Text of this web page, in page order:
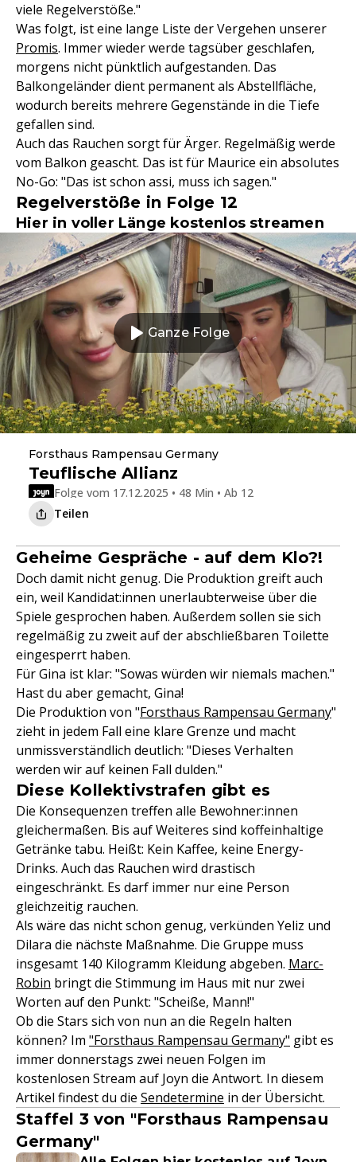
viele Regelverstöße."
Was folgt, ist eine lange Liste der Vergehen unserer
Promis. Immer wieder werde tagsüber geschlafen,
morgens nicht pünktlich aufgestanden. Das
Balkongeländer dient permanent als Abstellfläche,
wodurch bereits mehrere Gegenstände in die Tiefe
gefallen sind.
Auch das Rauchen sorgt für Ärger. Regelmäßig werde
vom Balkon geascht. Das ist für Maurice ein absolutes
No-Go: "Das ist schon assi, muss ich sagen."
Regelverstöße in Folge 12
Hier in voller Länge kostenlos streamen
Ganze Folge
Forsthaus Rampensau Germany
Teuflische Allianz
Folge vom 17.12.2025 • 48 Min • Ab 12
Teilen
Geheime Gespräche - auf dem Klo?!
Doch damit nicht genug. Die Produktion greift auch
ein, weil Kandidat:innen unerlaubterweise über die
Spiele gesprochen haben. Außerdem sollen sie sich
regelmäßig zu zweit auf der abschließbaren Toilette
eingesperrt haben.
Für Gina ist klar: "Sowas würden wir niemals machen."
Hast du aber gemacht, Gina!
Die Produktion von "Forsthaus Rampensau Germany"
zieht in jedem Fall eine klare Grenze und macht
unmissverständlich deutlich: "Dieses Verhalten
werden wir auf keinen Fall dulden."
Diese Kollektivstrafen gibt es
Die Konsequenzen treffen alle Bewohner:innen
gleichermaßen. Bis auf Weiteres sind koffeinhaltige
Getränke tabu. Heißt: Kein Kaffee, keine Energy-
Drinks. Auch das Rauchen wird drastisch
eingeschränkt. Es darf immer nur eine Person
gleichzeitig rauchen.
Als wäre das nicht schon genug, verkünden Yeliz und
Dilara die nächste Maßnahme. Die Gruppe muss
insgesamt 140 Kilogramm Kleidung abgeben. Marc-
Robin bringt die Stimmung im Haus mit nur zwei
Worten auf den Punkt: "Scheiße, Mann!"
Ob die Stars sich von nun an die Regeln halten
können? Im "Forsthaus Rampensau Germany" gibt es
immer donnerstags zwei neuen Folgen im
kostenlosen Stream auf Joyn die Antwort. In diesem
Artikel findest du die Sendetermine in der Übersicht.
Staffel 3 von "Forsthaus Rampensau
Germany"